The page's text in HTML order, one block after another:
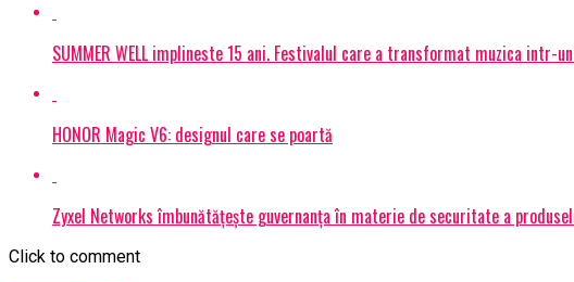
SUMMER WELL implineste 15 ani. Festivalul care a transformat muzica intr-
HONOR Magic V6: designul care se poartă
Zyxel Networks îmbunătățește guvernanța în materie de securitate a
Click to comment